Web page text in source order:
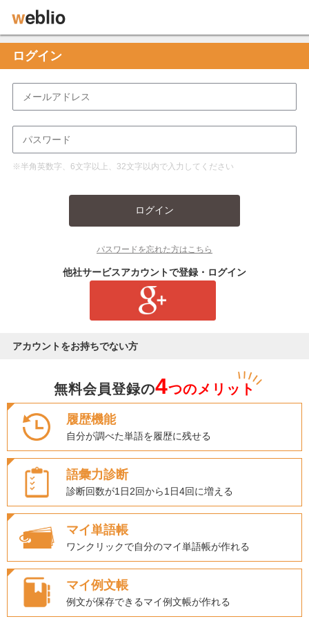
ログイン
※半角英数字、6文字以上、32文字以内で入力してください
ログイン
パスワードを忘れた方はこちら
他社サービスアカウントで登録・ログイン
アカウントをお持ちでない方
無料会員登録の4つのメリット
履歴機能
自分が調べた単語を履歴に残せる
語彙力診断
診断回数が1日2回から1日4回に増える
マイ単語帳
ワンクリックで自分のマイ単語帳が作れる
マイ例文帳
例文が保存できるマイ例文帳が作れる